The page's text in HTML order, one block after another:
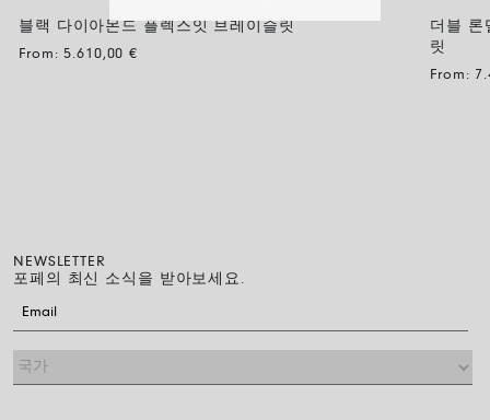
블랙 다이아몬드 플렉스잇 브레이슬릿
From:5.610,00€
더블 론
릿
From:
NEWSLETTER
포페의 최신 소식을 받아보세요.